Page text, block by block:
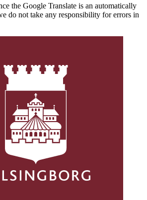
the Google Translate is an automatically
do not take any responsibility for errors in